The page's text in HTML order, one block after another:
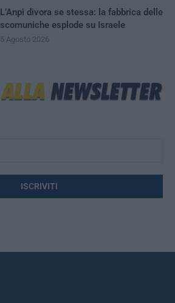
L’Anpi divora se stessa: la fabbrica delle
scomuniche esplode su Israele
5 Agosto 2026